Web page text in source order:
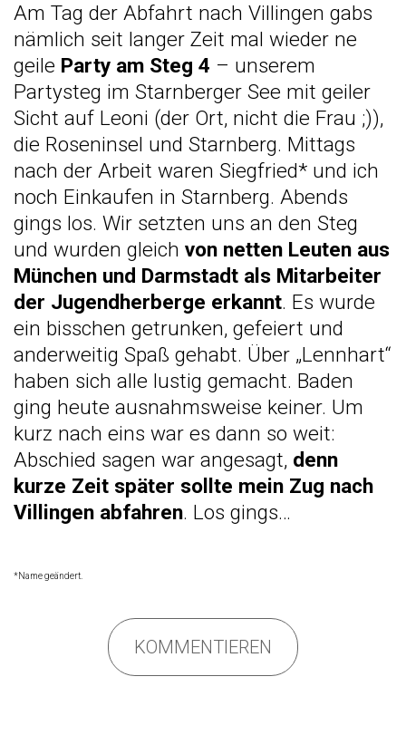
Am Tag der Abfahrt nach Villingen gabs
nämlich seit langer Zeit mal wieder ne
geile Party am Steg 4 – unserem
Partysteg im Starnberger See mit geiler
Sicht auf Leoni (der Ort, nicht die Frau ;)),
die Roseninsel und Starnberg. Mittags
nach der Arbeit waren Siegfried* und ich
noch Einkaufen in Starnberg. Abends
gings los. Wir setzten uns an den Steg
und wurden gleich von netten Leuten aus
München und Darmstadt als Mitarbeiter
der Jugendherberge erkannt. Es wurde
ein bisschen getrunken, gefeiert und
anderweitig Spaß gehabt. Über „Lennhart“
haben sich alle lustig gemacht. Baden
ging heute ausnahmsweise keiner. Um
kurz nach eins war es dann so weit:
Abschied sagen war angesagt, denn
kurze Zeit später sollte mein Zug nach
Villingen abfahren. Los gings…
*Name geändert.
KOMMENTIEREN